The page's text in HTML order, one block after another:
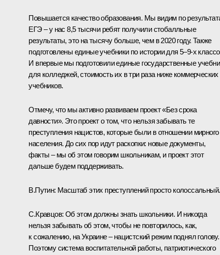
Повышается качество образования. Мы видим по
ЕГЭ – у нас 8,5 тысячи ребят получили стобалльные
результаты, это на тысячу больше, чем в 2020 году. Также
подготовлены единые учебники по истории для 5–9-х
И впервые мы подготовили единые государственные
для колледжей, стоимость их в три раза ниже коммерческих
учебников.
Отмечу, что мы активно развиваем проект «Без срока
давности». Это проект о том, что нельзя забывать те
преступления нацистов, которые были в отношении мирного
населения. До сих пор идут раскопки: новые документы,
факты – мы об этом говорим школьникам, и проект этот
дальше будем поддерживать.
В.Путин: Масштаб этих преступлений просто колоссальный.
С.Кравцов: Об этом должны знать школьники. И никогда
нельзя забывать об этом, чтобы не повторилось, как,
к сожалению, на Украине – нацистский режим поднял голову.
Поэтому система воспитательной работы, патриотического